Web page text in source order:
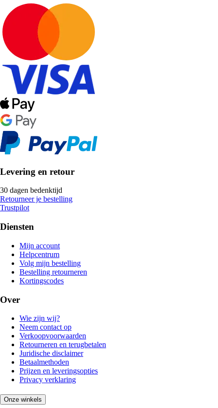
Levering en retour
30 dagen bedenktijd
Retourneer je bestelling
Trustpilot
Diensten
Mijn account
Helpcentrum
Volg mijn bestelling
Bestelling retourneren
Kortingscodes
Over
Wie zijn wij?
Neem contact op
Verkoopvoorwaarden
Retourneren en terugbetalen
Juridische disclaimer
Betaalmethoden
Prijzen en leveringsopties
Privacy verklaring
Onze winkels